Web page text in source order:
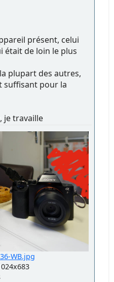
présent, celui
était de loin le plus
plupart des autres,
suffisant pour la
je travaille
WB.jpg